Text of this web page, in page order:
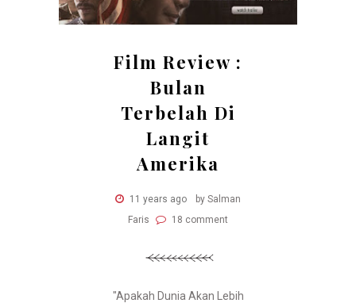
Film Review :
Bulan
Terbelah Di
Langit
Amerika
11 years ago
by Salman
Faris
18 comment
"Apakah Dunia Akan Lebih